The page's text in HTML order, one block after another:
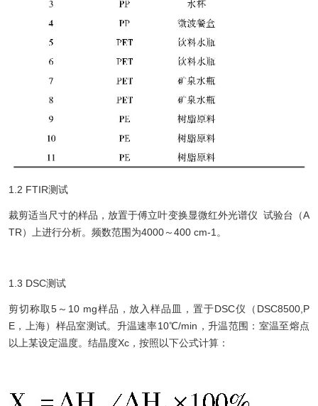
1.2 FTIR测试
裁剪适当尺寸的样品，放置于傅立叶变换显微红外光谱仪 试验台（A
TR）上进行分析。频数范围为4000～400 cm-1。
1.3 DSC测试
剪切称取5～10 mg样品，放入样品皿，置于DSC仪（DSC8500,P
E，上海）样品室测试。升温速率10℃/min，升温范围：室温至熔点
以上某设定温度。结晶度Xc，按照以下公式计算：